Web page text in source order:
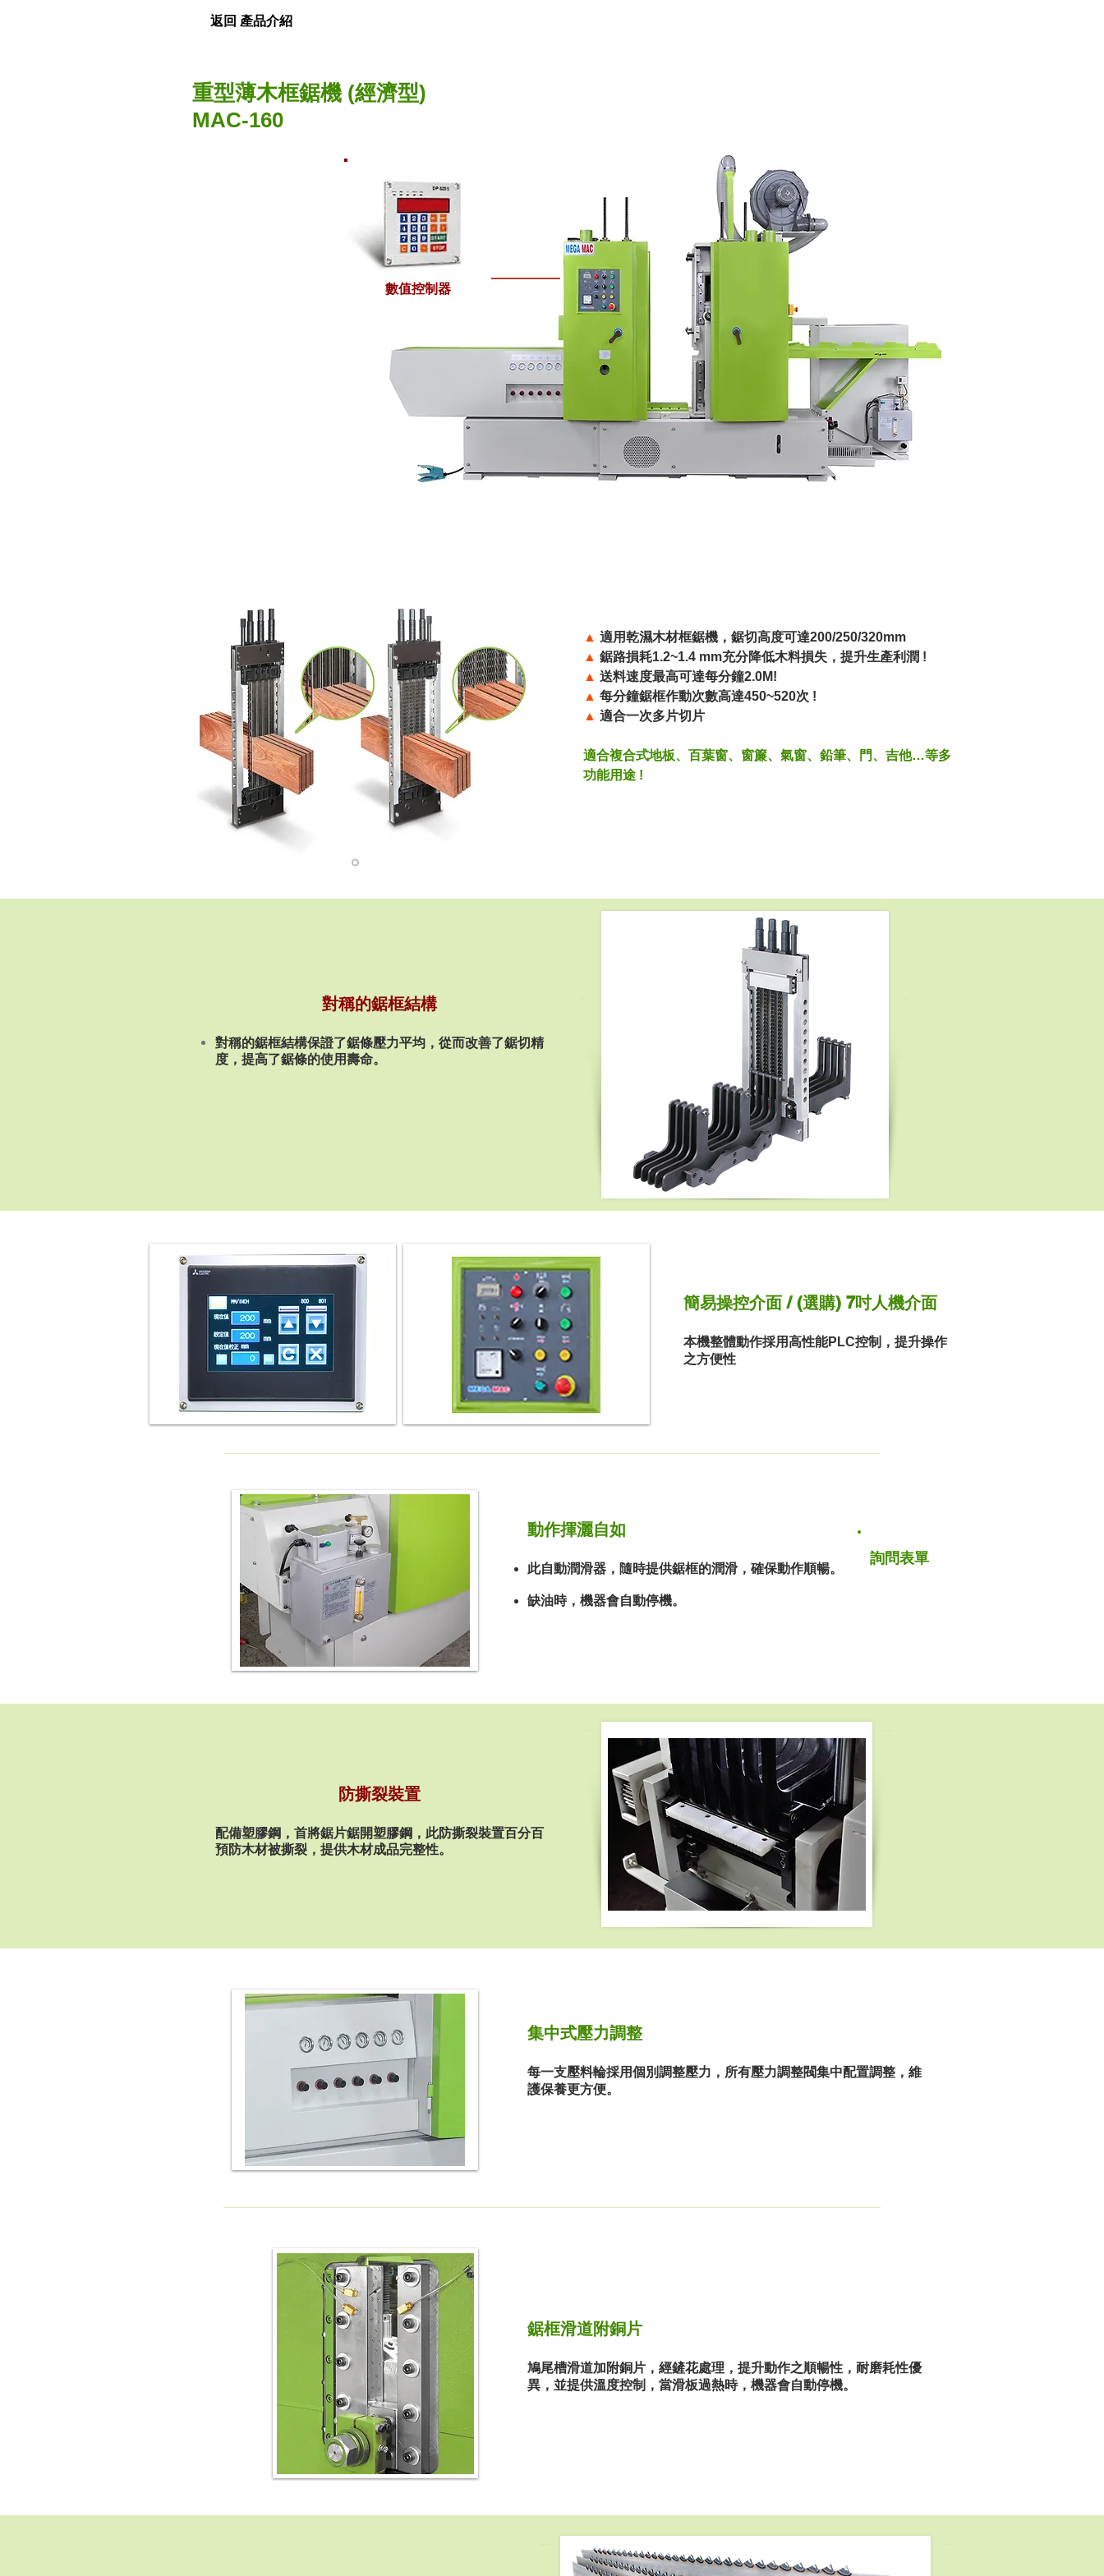
詢問表單
返回 產品介紹
重型薄木框鋸機 (經濟型)
MAC-160
數值控制器
▲ 適用乾濕木材框鋸機，鋸切高度可達200/250/320mm
▲ 鋸路損耗1.2~1.4 mm充分降低木料損失，提升生產利潤 !
▲ 送料速度最高可達每分鐘2.0M!
▲ 每分鐘鋸框作動次數高達450~520次 !
▲ 適合一次多片切片
適合複合式地板、百葉窗、窗簾、氣窗、鉛筆、門、吉他…等多
功能用途 !
對稱的鋸框結構
對稱的鋸框結構保證了鋸條壓力平均，從而改善了鋸切精
度，提高了鋸條的使用壽命。
簡易操控介面 / (選購) 7吋人機介面
本機整體動作採用高性能PLC控制，提升操作
之方便性
防撕裂裝置
配備塑膠鋼，首將鋸片鋸開塑膠鋼，此防撕裂裝置百分百
預防木材被撕裂，提供木材成品完整性。
動作揮灑自如
此自動潤滑器，隨時提供鋸框的潤滑，確保動作順暢。
缺油時，機器會自動停機。
集中式壓力調整
每一支壓料輪採用個別調整壓力，所有壓力調整閥集中配置調整，維
護保養更方便。
鋸框滑道附銅片
鳩尾槽滑道加附銅片，經鏟花處理，提升動作之順暢性，耐磨耗性優
異，並提供溫度控制，當滑板過熱時，機器會自動停機。